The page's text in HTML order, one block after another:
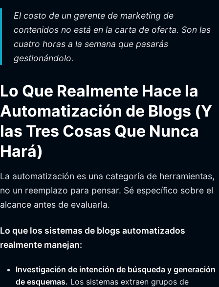
El costo de un gerente de marketing de
contenidos no está en la carta de oferta. Son las
cuatro horas a la semana que pasarás
gestionándolo.
Lo Que Realmente Hace la
Automatización de Blogs (Y
las Tres Cosas Que Nunca
Hará)
La automatización es una categoría de herramientas,
no un reemplazo para pensar. Sé específico sobre el
alcance antes de evaluarla.
Lo que los sistemas de blogs automatizados
realmente manejan:
Investigación de intención de búsqueda y generación
de esquemas. Los sistemas extraen grupos de